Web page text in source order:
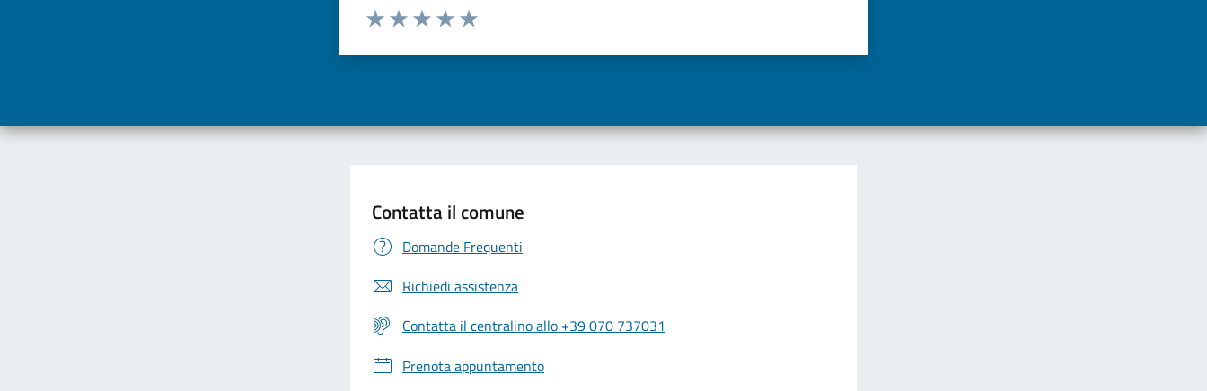
Valuta da 1 a 5 stelle la pagina
Contatta il comune
Domande Frequenti
Richiedi assistenza
Contatta il centralino allo +39 070 737031
Prenota appuntamento